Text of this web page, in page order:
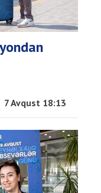
7 Avqust 18:13